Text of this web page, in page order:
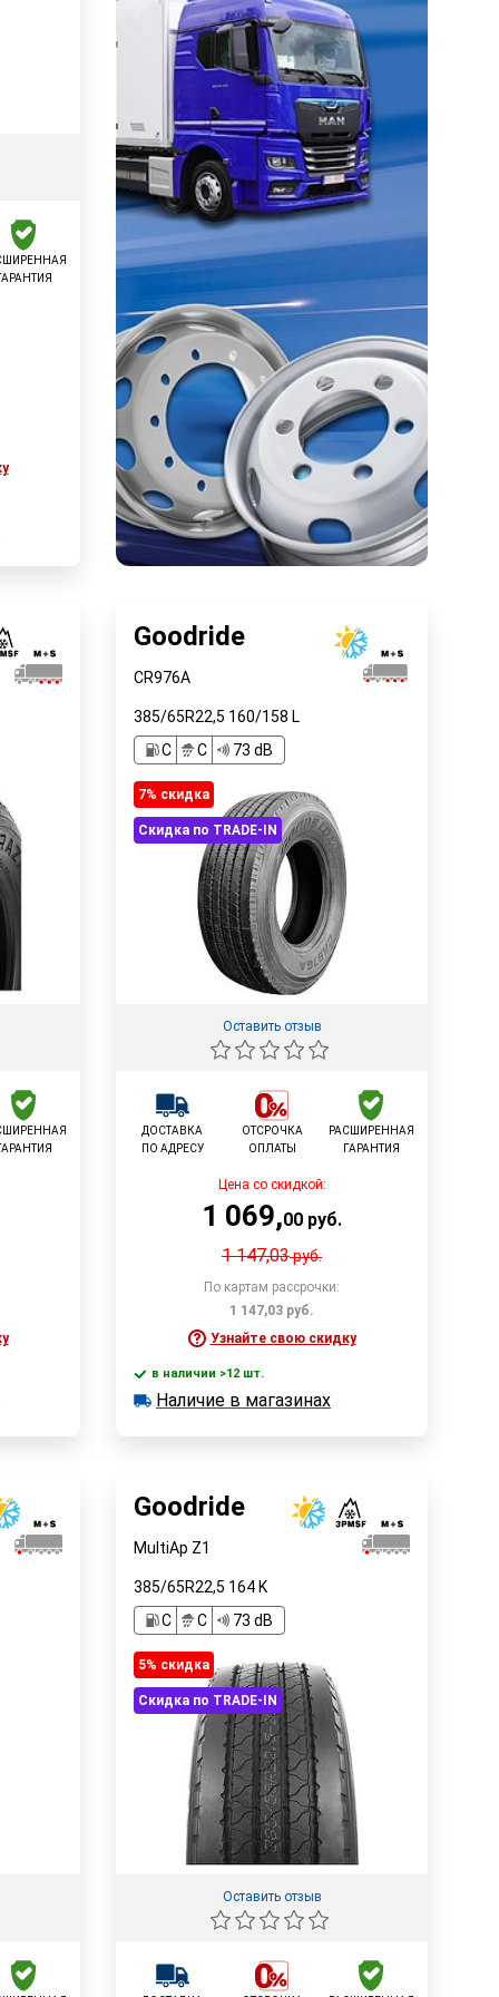
Goodride
CR976A
385/65R22,5 160/158 L
C
C 73 dB
7% cкидка
Скидка по TRADE-IN
Оставить отзыв
ДОСТАВКА
ПО АДРЕСУ
ОТСРОЧКА
ОПЛАТЫ
РАСШИРЕННАЯ
ГАРАНТИЯ
Цена со скидкой:
1 069,00 руб.
1 147,03руб.
По картам рассрочки:
1 147,03 руб.
Узнайте свою скидку
В корзину
в наличии >12 шт.
в наличии >12 шт.
Наличие в магазинах
Goodride
MultiAp Z1
385/65R22,5 164 K
C
C 73 dB
5% cкидка
Скидка по TRADE-IN
Оставить отзыв